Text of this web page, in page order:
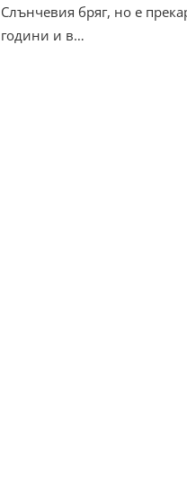
Слънчевия бряг, но е
години и в…